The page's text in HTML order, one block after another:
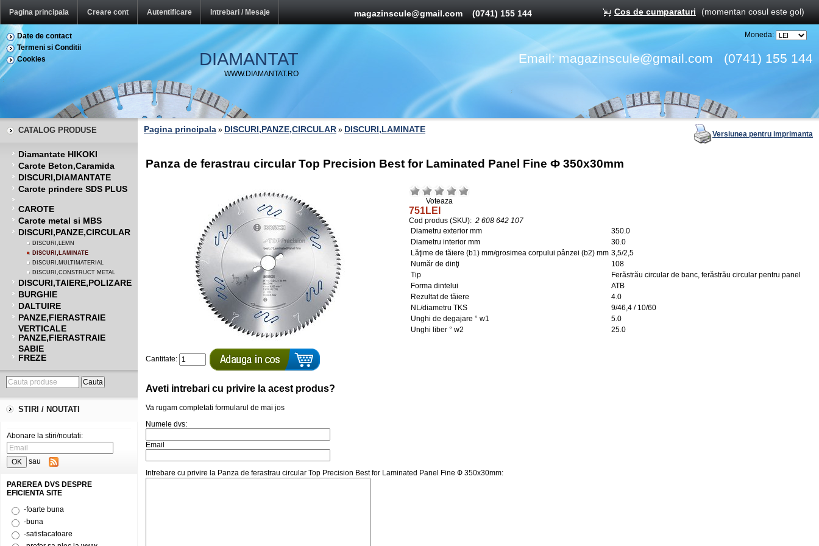
Pagina principala Creare cont Autentificare Intrebari / Mesaje magazinscule@gmail.com(0741) 155 144 Cos de cumparaturi (momentan cosul este gol)
Date de contact
Termeni si Conditii
Cookies
DIAMANTAT
WWW.DIAMANTAT.RO
Moneda:
Email:magazinscule@gmail.com (0741) 155 144
CATALOG PRODUSE
Diamantate HIKOKI
Carote Beton,Caramida
DISCURI,DIAMANTATE
Carote prindere SDS PLUS
CAROTE
Carote metal si MBS
DISCURI,PANZE,CIRCULAR
DISCURI,LEMN
DISCURI,LAMINATE
DISCURI,MULTIMATERIAL
DISCURI,CONSTRUCT METAL
DISCURI,TAIERE,POLIZARE
BURGHIE
DALTUIRE
PANZE,FIERASTRAIE
VERTICALE
PANZE,FIERASTRAIE
SABIE
FREZE
STIRI / NOUTATI
Abonare la stiri/noutati:
sau
PAREREA DVS DESPRE
EFICIENTA SITE
-foarte buna
-buna
-satisfacatoare
Pagina principala » DISCURI,PANZE,CIRCULAR » DISCURI,LAMINATE Versiunea pentru imprimanta
Panza de ferastrau circular Top Precision Best for Laminated Panel Fine Ф 350x30mm
Voteaza
751LEI
Cod produs (SKU): 2 608 642 107
Diametru exterior mm
350.0
Diametru interior mm
30.0
Lăţime de tăiere (b1) mm/grosimea corpului pânzei (b2) mm 3,5/2,5
Număr de dinţi
108
Tip
Ferăstrău circular de banc, ferăstrău circular pentru panel
Forma dintelui
ATB
Rezultat de tăiere
4.0
NL/diametru TKS
9/46,4 / 10/60
Unghi de degajare ° w1
5.0
Unghi liber ° w2
25.0
Cantitate:
Aveti intrebari cu privire la acest produs?
Va rugam completati formularul de mai jos
Numele dvs:
Email
Intrebare cu privire la Panza de ferastrau circular Top Precision Best for Laminated Panel Fine Ф 350x30mm: